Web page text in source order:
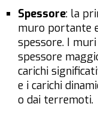
Spessore: la
muro portante
spessore. I
spessore
carichi
e i carichi
o dai terremoti.